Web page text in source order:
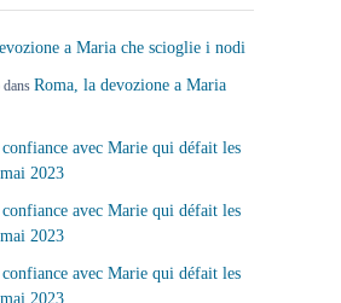
a Maria che scioglie i nodi
dansRoma, la devozione a Maria
avec Marie qui défait les
2023
avec Marie qui défait les
2023
avec Marie qui défait les
2023